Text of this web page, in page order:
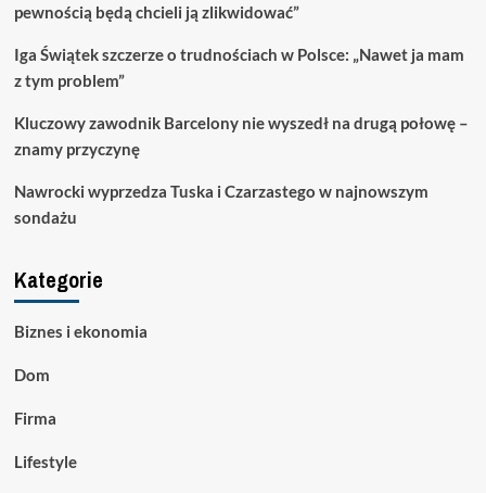
pewnością będą chcieli ją zlikwidować”
Iga Świątek szczerze o trudnościach w Polsce: „Nawet ja mam
z tym problem”
Kluczowy zawodnik Barcelony nie wyszedł na drugą połowę –
znamy przyczynę
Nawrocki wyprzedza Tuska i Czarzastego w najnowszym
sondażu
Kategorie
Biznes i ekonomia
Dom
Firma
Lifestyle